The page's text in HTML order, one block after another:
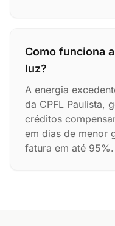
Como funciona
luz?
A energia
da CPFL Paulista,
créditos
em dias de menor
fatura em até 95%.